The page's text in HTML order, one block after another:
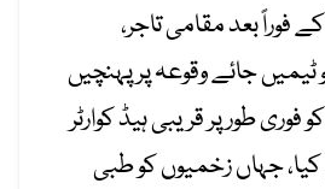
فوراً بعد مقامی تاجر،
ٹیمیں جائے وقوعہ پر پہنچیں
فوری طور پر قریبی ہیڈ کوارٹر
جہاں زخمیوں کو طبی